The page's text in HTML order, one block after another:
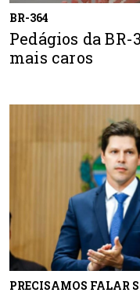
BR-364
Pedágios da
mais caros
PRECISAMOS FALAR